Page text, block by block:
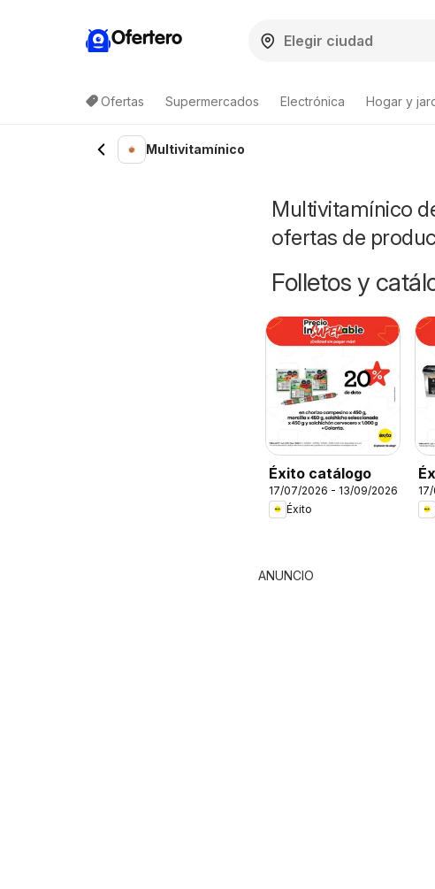
Ofertero
Ofertas Supermercados Electrónica Hogar y
Multivitamínico
Multivitamínico
ofertas de
Folletos y
Éxito catálogo
17/07/2026 - 13/09/2026
Éxito
ANUNCIO